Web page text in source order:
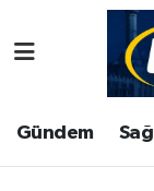
Gündem
ASAYİS
ÇEVRE
Şanlıurfa
Şanlıurfa